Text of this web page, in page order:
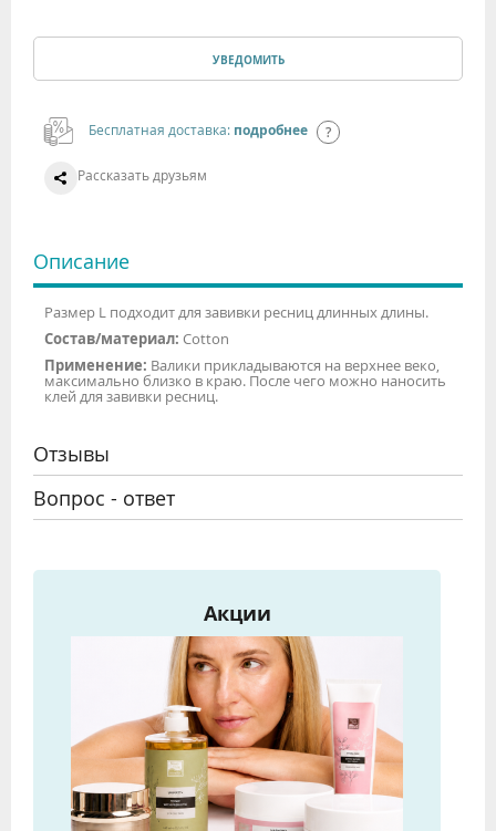
УВЕДОМИТЬ
Бесплатная доставка: подробнее
Рассказать друзьям
Описание
Размер L подходит для завивки ресниц длинных длины.
Состав/материал: Cotton
Применение: Валики прикладываются на верхнее веко,
максимально близко в краю. После чего можно наносить
клей для завивки ресниц.
Отзывы
Вопрос - ответ
Акции